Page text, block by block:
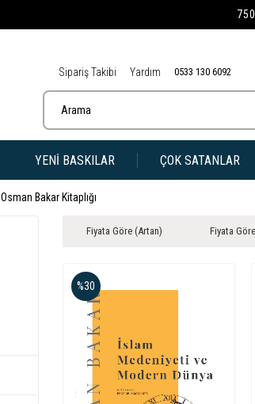
Sipariş Takibi Yardım 0533 130 6092
YENİ BASKILAR ÇOK SATANLAR
Osman Bakar Kitaplığı
Fiyata Göre (Artan) Fiyata
%30